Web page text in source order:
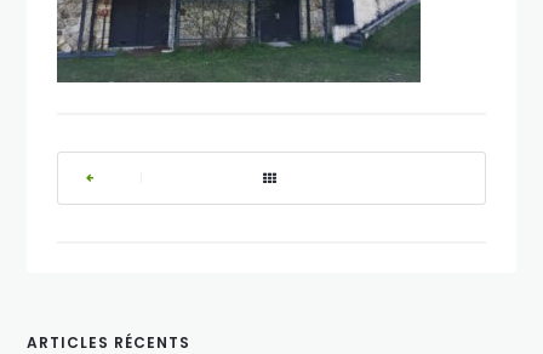
ARTICLES RÉCENTS